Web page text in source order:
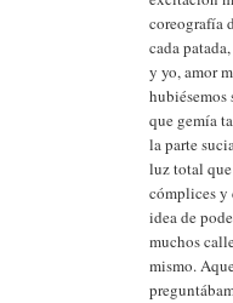
coreografía
cada
y yo, amor
que gemía
la parte
luz total que
cómplices y
idea de
muchos
mismo.